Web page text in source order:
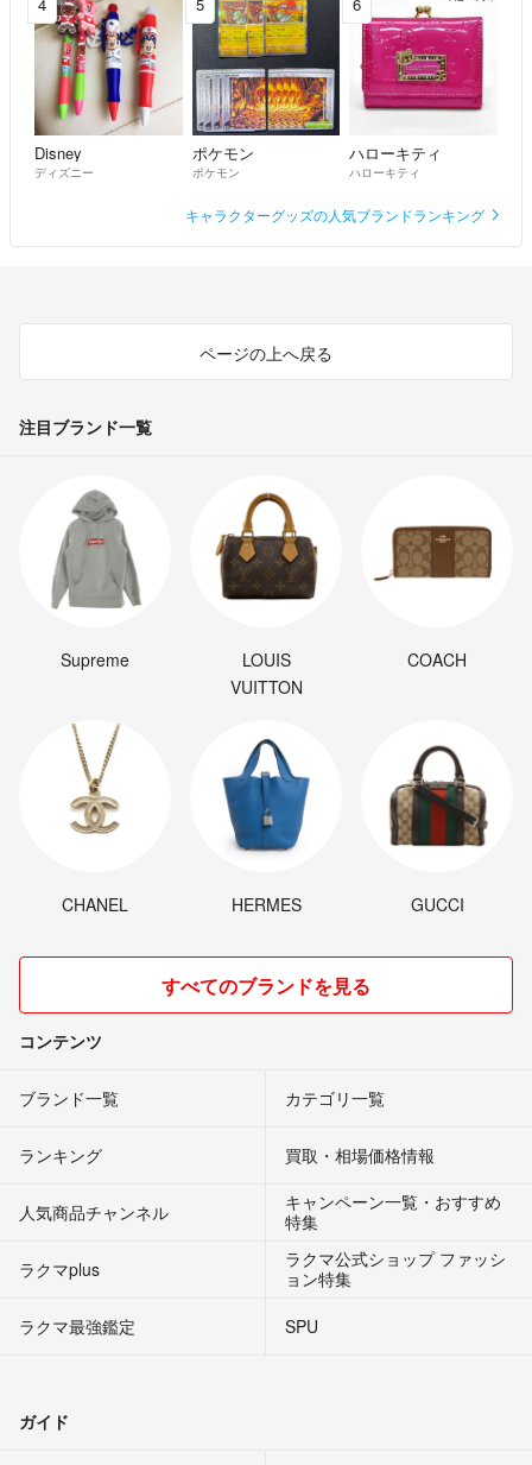
Disney
ディズニー
ポケモン
ポケモン
ハローキティ
ハローキティ
キャラクターグッズの人気ブランドランキング
ページの上へ戻る
注目ブランド一覧
Supreme
LOUIS
VUITTON
COACH
CHANEL HERMES GUCCI
すべてのブランドを見る
コンテンツ
ブランド一覧 カテゴリ一覧
ランキング 買取・相場価格情報
人気商品チャンネル
キャンペーン一覧・おすすめ
特集
ラクマplus
ラクマ公式ショップ ファッシ
ョン特集
ラクマ最強鑑定
SPU
ガイド